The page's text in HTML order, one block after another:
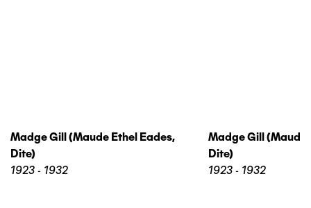
Madge Gill (maude Ethel Eades,
Dite)
1923 - 1932
Madge Gill (maude
Dite)
1923 - 1932